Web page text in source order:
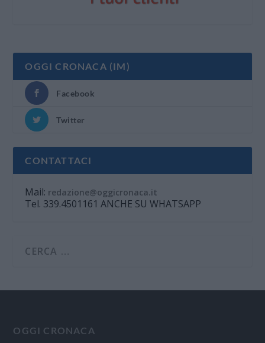
OGGI CRONACA (IM)
Facebook
Twitter
CONTATTACI
Mail: redazione@oggicronaca.it
Tel. 339.4501161 ANCHE SU WHATSAPP
OGGI CRONACA